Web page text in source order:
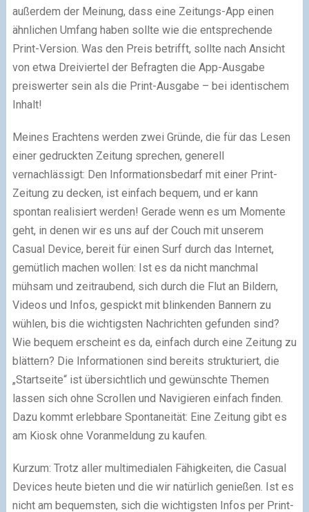
außerdem der Meinung, dass eine Zeitungs-App einen
ähnlichen Umfang haben sollte wie die entsprechende
Print-Version. Was den Preis betrifft, sollte nach Ansicht
von etwa Dreiviertel der Befragten die App-Ausgabe
preiswerter sein als die Print-Ausgabe – bei identischem
Inhalt!
Meines Erachtens werden zwei Gründe, die für das Lesen
einer gedruckten Zeitung sprechen, generell
vernachlässigt: Den Informationsbedarf mit einer Print-
Zeitung zu decken, ist einfach bequem, und er kann
spontan realisiert werden! Gerade wenn es um Momente
geht, in denen wir es uns auf der Couch mit unserem
Casual Device, bereit für einen Surf durch das Internet,
gemütlich machen wollen: Ist es da nicht manchmal
mühsam und zeitraubend, sich durch die Flut an Bildern,
Videos und Infos, gespickt mit blinkenden Bannern zu
wühlen, bis die wichtigsten Nachrichten gefunden sind?
Wie bequem erscheint es da, einfach durch eine Zeitung zu
blättern? Die Informationen sind bereits strukturiert, die
„Startseite“ ist übersichtlich und gewünschte Themen
lassen sich ohne Scrollen und Navigieren einfach finden.
Dazu kommt erlebbare Spontaneität: Eine Zeitung gibt es
am Kiosk ohne Voranmeldung zu kaufen.
Kurzum: Trotz aller multimedialen Fähigkeiten, die Casual
Devices heute bieten und die wir natürlich genießen. Ist es
nicht am bequemsten, sich die wichtigsten Infos per Print-